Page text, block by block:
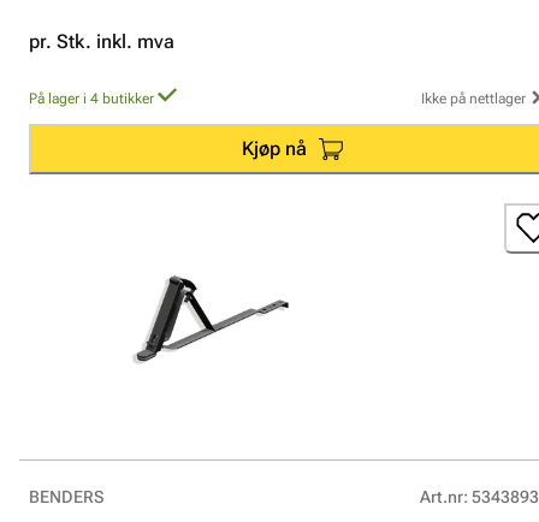
pr. Stk. inkl. mva
På lager i 4 butikker Ikke på nettlager
Kjøp nå
BENDERS Art.nr: